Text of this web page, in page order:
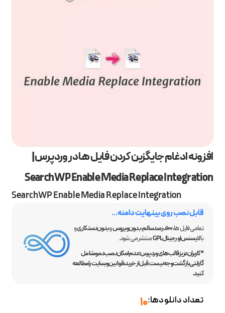
افزونه ادغام جایگزین کردن فایل ها در وردپرس |
SearchWP Enable Media Replace Integration
SearchWP Enable Media Replace Integration
قابل نصب روی بینهایت دامنه...
تمامی فایل ها،100 درصد سالم ،بدون ویروسوبدون دستکاریو
بالایسنس اورجینال GPL
منتشر می شود.
*کاربران عزیز قالب‌های وردپرس؛ عدم امکان نصب دمو، شامل
گارانتی بازگشت وجه نیست. قبل از خرید، قوانین وبسایت را مطالعه
کنید.
تعداد دانلودها:10